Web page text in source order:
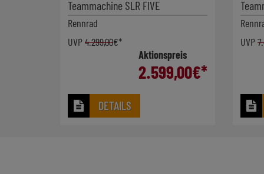
Teammachine SLR FIVE
Rennrad
UVP4.299,00€*
Aktionspreis
2.599,00€*
DETAILS
UVP